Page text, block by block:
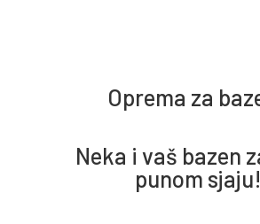
Oprema za
Neka i vaš bazen
punom sjaju!